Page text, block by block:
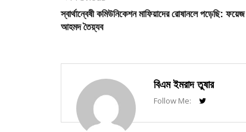
navigation
post:
স্বার্থান্বেষী কমিউনিকেশন মাফিয়াদের রোষানলে পড়েছি: ফয়েজ
আহমদ তৈয়্যব
বিএম ইমরাদ তুষার
Follow Me: